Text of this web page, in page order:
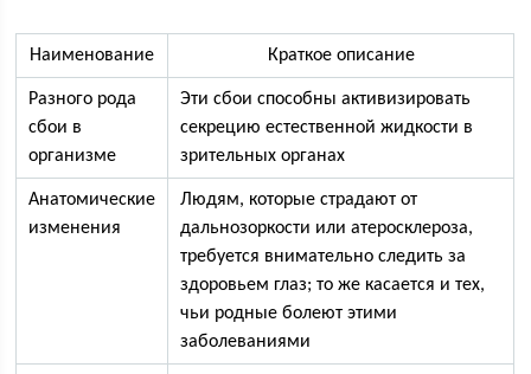
Наименование Краткое описание
Разного рода
сбои в
организме
Эти сбои способны активизировать
секрецию естественной жидкости в
зрительных органах
Анатомические
изменения
Людям, которые страдают от
дальнозоркости или атеросклероза,
требуется внимательно следить за
здоровьем глаз; то же касается и тех,
чьи родные болеют этими
заболеваниями